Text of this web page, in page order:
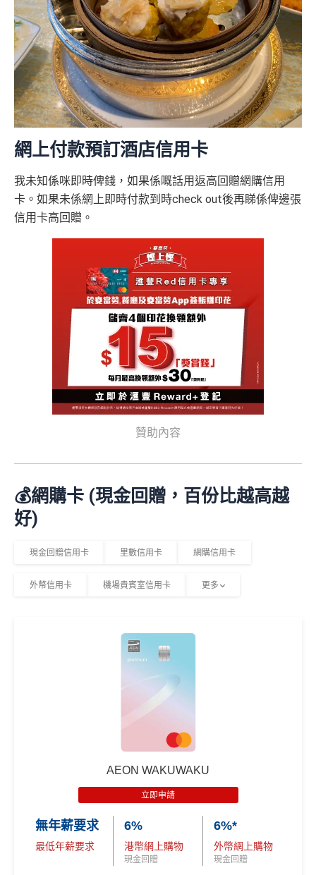
網上付款預訂酒店信用卡
我未知係咪即時俾錢，如果係嘅話用返高回贈網購信用
卡。如果未係網上即時付款到時check out後再睇係俾邊張
信用卡高回贈。
贊助內容
💰網購卡 (現金回贈，百份比越高越
好)
現金回贈信用卡 里數信用卡 網購信用卡
外幣信用卡 機場貴賓室信用卡 更多
AEON WAKUWAKU
立即申請
無年薪要求
最低年薪要求
6%
港幣網上購物
現金回贈
6%*
外幣網上購物
現金回贈